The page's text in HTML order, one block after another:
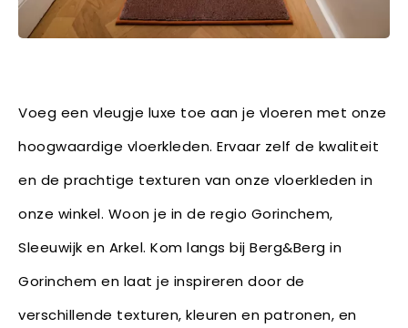
Voeg een vleugje luxe toe aan je vloeren met onze
hoogwaardige vloerkleden. Ervaar zelf de kwaliteit
en de prachtige texturen van onze vloerkleden in
onze winkel. Woon je in de regio Gorinchem,
Sleeuwijk en Arkel. Kom langs bij Berg&Berg in
Gorinchem en laat je inspireren door de
verschillende texturen, kleuren en patronen, en